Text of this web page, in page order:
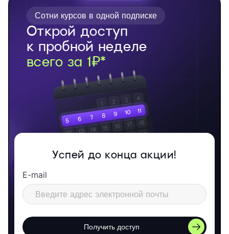
Открой доступ
к пробной неделе
всего за 1₽*
Сотни курсов в одной подписке
Успей до конца акции!
E-mail
Получить доступ